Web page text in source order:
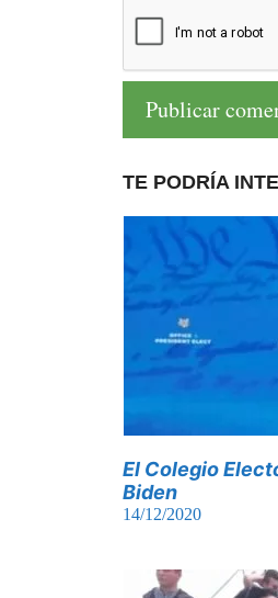
TE PODRÍA
El Colegio
Biden
14/12/2020